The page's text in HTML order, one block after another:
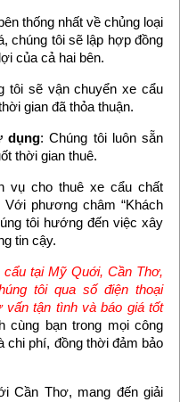
thống nhất về chủng loại
chúng tôi sẽ lập hợp đồng
của cả hai bên.
tôi sẽ vận chuyển xe cẩu
gian đã thỏa thuận.
dụng: Chúng tôi luôn sẵn
thời gian thuê.
vụ cho thuê xe cẩu chất
phương châm “Khách
tôi hướng đến việc xây
tin cậy.
tại Mỹ Quới, Cần Thơ,
tôi qua số điện thoại
tận tình và báo giá tốt
cùng bạn trong mọi công
chi phí, đồng thời đảm bảo
Cần Thơ, mang đến giải